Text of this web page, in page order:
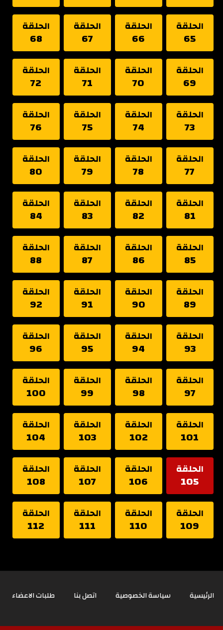
الحلقة
65
الحلقة
66
الحلقة
67
الحلقة
68
الحلقة
69
الحلقة
70
الحلقة
71
الحلقة
72
الحلقة
73
الحلقة
74
الحلقة
75
الحلقة
76
الحلقة
77
الحلقة
78
الحلقة
79
الحلقة
80
الحلقة
81
الحلقة
82
الحلقة
83
الحلقة
84
الحلقة
85
الحلقة
86
الحلقة
87
الحلقة
88
الحلقة
89
الحلقة
90
الحلقة
91
الحلقة
92
الحلقة
93
الحلقة
94
الحلقة
95
الحلقة
96
الحلقة
97
الحلقة
98
الحلقة
99
الحلقة
100
الحلقة
101
الحلقة
102
الحلقة
103
الحلقة
104
الحلقة
105
الحلقة
106
الحلقة
107
الحلقة
108
الحلقة
109
الحلقة
110
الحلقة
111
الحلقة
112
الرئيسية سياسة الخصوصية اتصل بنا طلبات الاعضاء